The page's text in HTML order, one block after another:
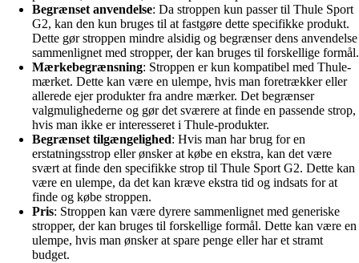
Begrænset anvendelse: Da stroppen kun passer til Thule Sport
G2, kan den kun bruges til at fastgøre dette specifikke produkt.
Dette gør stroppen mindre alsidig og begrænser dens anvendelse
sammenlignet med stropper, der kan bruges til forskellige formål.
Mærkebegrænsning: Stroppen er kun kompatibel med Thule-
mærket. Dette kan være en ulempe, hvis man foretrækker eller
allerede ejer produkter fra andre mærker. Det begrænser
valgmulighederne og gør det sværere at finde en passende strop,
hvis man ikke er interesseret i Thule-produkter.
Begrænset tilgængelighed: Hvis man har brug for en
erstatningsstrop eller ønsker at købe en ekstra, kan det være
svært at finde den specifikke strop til Thule Sport G2. Dette kan
være en ulempe, da det kan kræve ekstra tid og indsats for at
finde og købe stroppen.
Pris: Stroppen kan være dyrere sammenlignet med generiske
stropper, der kan bruges til forskellige formål. Dette kan være en
ulempe, hvis man ønsker at spare penge eller har et stramt
budget.